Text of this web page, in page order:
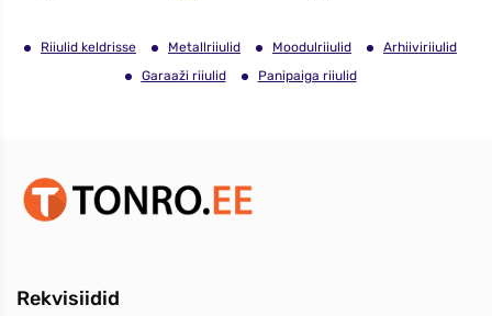
Riiulid keldrisse Metallriiulid Moodulriiulid
Arhiiviriiulid
Garaaži riiulid
Panipaiga riiulid
Rekvisiidid